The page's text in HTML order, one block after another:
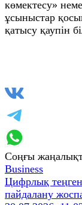
көмектесу»
ұсыныстар
қатысу қаупін
Соңғы
Business
Цифрлық
пайдалану